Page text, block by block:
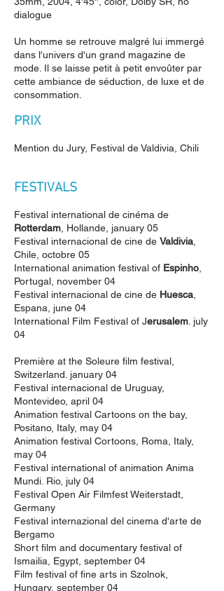
dialogue
Un homme se retrouve malgré lui immergé
dans l'univers d'un grand magazine de
mode. Il se laisse petit à petit envoûter par
cette ambiance de séduction, de luxe et de
consommation.
PRIX
Mention du Jury, Festival de Valdivia, Chili
FESTIVALS
Festival international de cinéma de
Rotterdam , Hollande, january 05
Festival internacional de cine de Valdivia
Chile, octobre 05
International animation festival of Espinho
Portugal, november 04
Festival internacional de cine de Huesca
Espana, june 04
International Film Festival of Jerusalem . july
04
Première at the Soleure film festival,
Switzerland. january 04
Festival internacional de Uruguay,
Montevideo, april 04
Animation festival Cartoons on the bay,
Positano, Italy, may 04
Animation festival Cortoons, Roma, Italy,
may 04
Festival international of animation Anima
Mundi. Rio, july 04
Festival Open Air Filmfest Weiterstadt,
Germany
Festival internazional del cinema d'arte de
Bergamo
Short film and documentary festival of
Ismailia, Egypt, september 04
Film festival of fine arts in Szolnok,
Hungary, september 04